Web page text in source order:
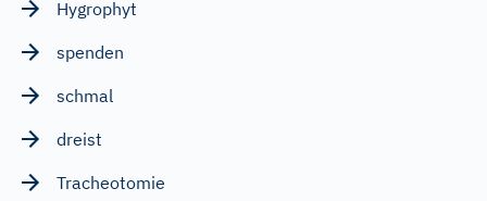
Hygrophyt
spenden
schmal
dreist
Tracheotomie